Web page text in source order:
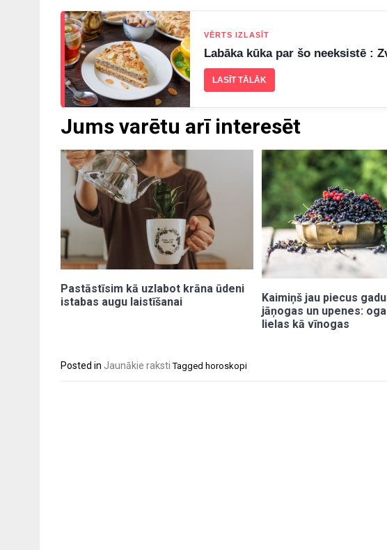
Jums varētu arī interesēt
Pastāstīsim kā uzlabot krāna ūdeni
istabas augu laistīšanai
Kaimiņš jau piecus
jāņogas un upenes:
lielas kā vīnogas
VĒRTS IZLASĪT
Labāka kūka par šo neeksistē :
LASĪT TĀLĀK
Posted in Jaunākie raksti Tagged horoskopi